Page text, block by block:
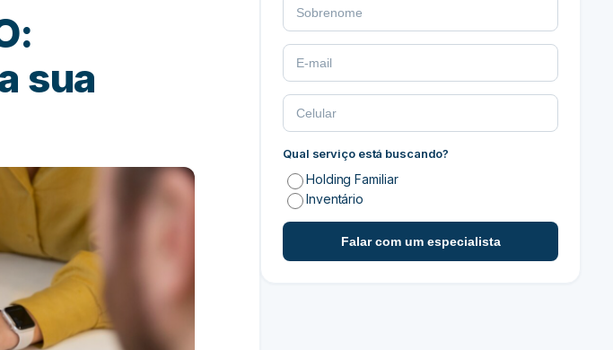
sua
Qual serviço está buscando?
Holding Familiar
Inventário
Falar com um especialista